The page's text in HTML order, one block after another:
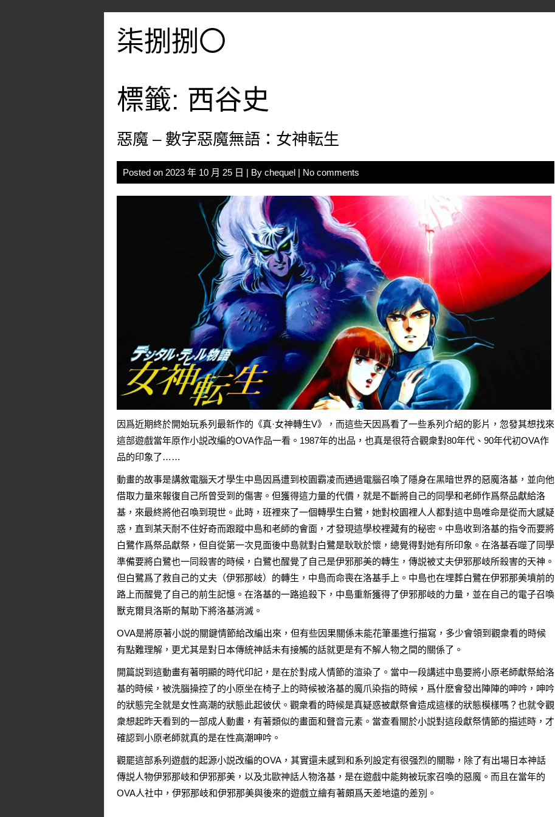
柒捌捌〇
標籤: 西谷史
惡魔 – 數字惡魔無語：女神転生
Posted on 2023 年 10 月 25 日 | By chequel | No comments
因爲近期終於開始玩系列最新作的《真·女神轉生V》，而這些天因爲看了一些系列介紹的影片，忽發其想找來
這部遊戲當年原作小説改編的OVA作品一看。1987年的出品，也真是很符合觀衆對80年代、90年代初OVA作
品的印象了……
動畫的故事是講敘電腦天才學生中島因爲遭到校園霸凌而通過電腦召喚了隱身在黑暗世界的惡魔洛基，並向他
借取力量來報復自己所曾受到的傷害。但獲得這力量的代價，就是不斷將自己的同學和老師作爲祭品獻給洛
基，來最終將他召喚到現世。此時，班裡來了一個轉學生白鷺，她對校園裡人人都對這中島唯命是從而大感疑
惑，直到某天耐不住好奇而跟蹤中島和老師的會面，才發現這學校裡藏有的秘密。中島收到洛基的指令而要將
白鷺作爲祭品獻祭，但自從第一次見面後中島就對白鷺是耿耿於懷，總覺得對她有所印象。在洛基吞噬了同學
準備要將白鷺也一同殺害的時候，白鷺也醒覺了自己是伊邪那美的轉生，傳説被丈夫伊邪那岐所殺害的天神。
但白鷺爲了救自己的丈夫（伊邪那岐）的轉生，中島而命喪在洛基手上。中島也在埋葬白鷺在伊邪那美墳前的
路上而醒覺了自己的前生記憶。在洛基的一路追殺下，中島重新獲得了伊邪那岐的力量，並在自己的電子召喚
獸克爾貝洛斯的幫助下將洛基消滅。
OVA是將原著小説的關鍵情節給改編出來，但有些因果關係未能花筆墨進行描寫，多少會領到觀衆看的時候
有點難理解，更尤其是對日本傳統神話未有接觸的話就更是有不解人物之間的關係了。
開篇説到這動畫有著明顯的時代印記，是在於對成人情節的渲染了。當中一段講述中島要將小原老師獻祭給洛
基的時候，被洗腦操控了的小原坐在椅子上的時候被洛基的魔爪染指的時候，爲什麽會發出陣陣的呻吟，呻吟
的狀態完全就是女性高潮的狀態此起彼伏。觀衆看的時候是真疑惑被獻祭會造成這樣的狀態模樣嗎？也就令觀
衆想起昨天看到的一部成人動畫，有著類似的畫面和聲音元素。當查看關於小説對這段獻祭情節的描述時，才
確認到小原老師就真的是在性高潮呻吟。
觀罷這部系列遊戲的起源小説改編的OVA，其實還未感到和系列設定有很强烈的關聯，除了有出場日本神話
傳説人物伊邪那岐和伊邪那美，以及北歐神話人物洛基，是在遊戲中能夠被玩家召喚的惡魔。而且在當年的
OVA人社中，伊邪那岐和伊邪那美與後來的遊戲立繪有著頗爲天差地遠的差別。